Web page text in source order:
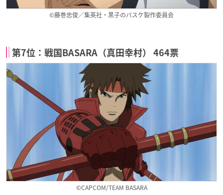
©藤巻忠俊／集英社・黒子のバスケ製作委員会
第7位：戦国BASARA（真田幸村） 464票
©CAPCOM/TEAM BASARA